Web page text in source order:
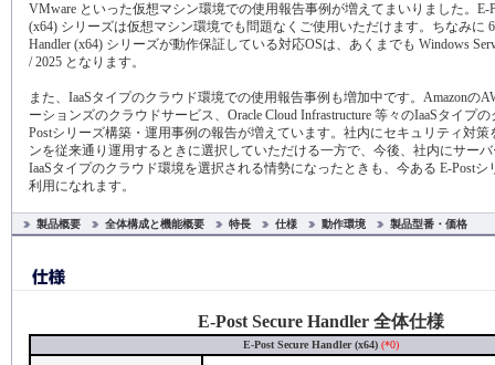
VMware といった仮想マシン環境での使用報告事例が増えてまいりました。E-
(x64) シリーズは仮想マシン環境でも問題なくご使用いただけます。ちなみに
Handler (x64) シリーズが動作保証している対応OSは、あくまでも Windows
/ 2025 となります。
また、IaaSタイプのクラウド環境での使用報告事例も増加中です。Amazonの
ーションズのクラウドサービス、Oracle Cloud Infrastructure 等々のIaaSタイプ
Postシリーズ構築・運用事例の報告が増えています。社内にセキュリティ対策
ンを従来通り運用するときに選択していただける一方で、今後、社内にサー
IaaSタイプのクラウド環境を選択される情勢になったときも、今ある E-Postシ
利用になれます。
製品概要 全体構成と機能概要 特長 仕様 動作環境 製品型番・価格
E-Post Secure Handler 全体仕様
E-Post Secure Handler (x64) (*0)